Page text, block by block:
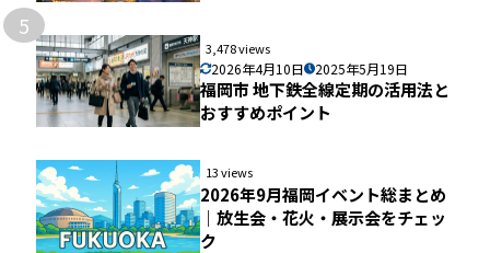
5
3,478 views
2026年4月10日 2025年5月19日
福岡市 地下鉄全線定期の活用法と
おすすめポイント
13 views
2026年9月福岡イベント総まとめ
｜放生会・花火・展示会をチェッ
ク